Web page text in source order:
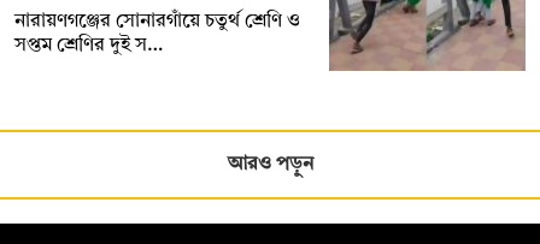
নারায়ণগঞ্জের সোনারগাঁয়ে চতুর্থ শ্রেণি ও
সপ্তম শ্রেণির দুই স…
আরও পড়ুন